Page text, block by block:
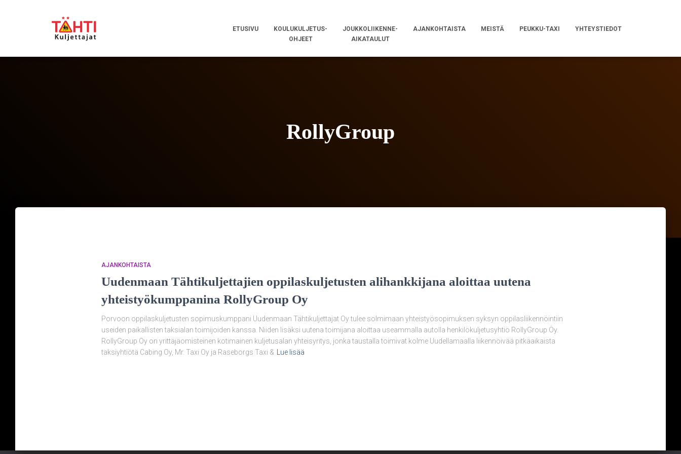
ETUSIVU
KOULUKULJETUS-
OHJEET
JOUKKOLIIKENNE-
AIKATAULUT
AJANKOHTAISTA MEISTÄ PEUKKU-TAXI YHTEYSTIEDOT
RollyGroup
AJANKOHTAISTA
Uudenmaan Tähtikuljettajien oppilaskuljetusten alihankkijana aloittaa uutena
yhteistyökumppanina RollyGroup Oy
Porvoon oppilaskuljetusten sopimuskumppani Uudenmaan Tähtikuljettajat Oy tulee solmimaan yhteistyösopimuksen syksyn oppilasliikennöintiin
useiden paikallisten taksialan toimijoiden kanssa. Niiden lisäksi uutena toimijana aloittaa useammalla autolla henkilökuljetusyhtiö RollyGroup Oy.
RollyGroup Oy on yrittäjäomisteinen kotimainen kuljetusalan yhteisyritys, jonka taustalla toimivat kolme Uudellamaalla liikennöivää pitkäaikaista
taksiyhtiötä Cabing Oy, Mr. Taxi Oy ja Raseborgs Taxi &
Lue lisää